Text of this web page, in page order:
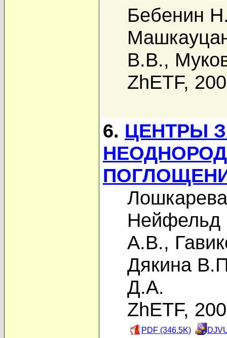
Бебенин
В.В.,
ZhETF,
6. ЦЕНТРЫ
А.В.,
Дякина
Д.А.
ZhETF,
PDF (346.5K)